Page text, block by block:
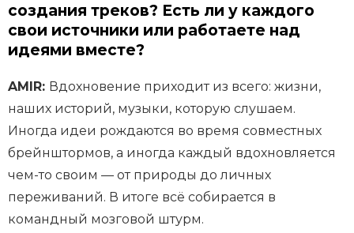
создания треков? Есть ли у каждого
свои источники или работаете над
идеями вместе?
AMIR: Вдохновение приходит из всего: жизни,
наших историй, музыки, которую слушаем.
Иногда идеи рождаются во время совместных
брейнштормов, а иногда каждый вдохновляется
чем-то своим — от природы до личных
переживаний. В итоге всё собирается в
командный мозговой штурм.